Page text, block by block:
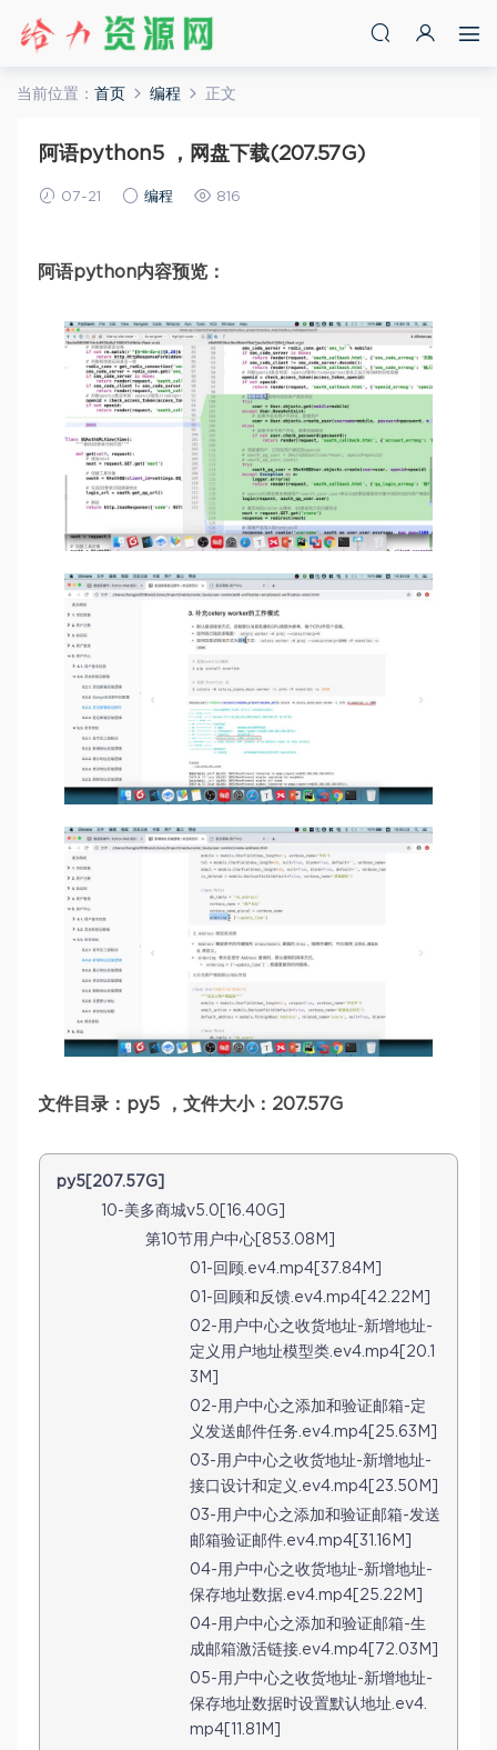
当前位置： 首页 编程 正文
阿语python5 ，网盘下载(207.57G)
07-21 编程 816
阿语python内容预览：
文件目录：py5 ，文件大小：207.57G
py5[207.57G]
10-美多商城v5.0[16.40G]
第10节用户中心[853.08M]
01-回顾.ev4.mp4[37.84M]
01-回顾和反馈.ev4.mp4[42.22M]
02-用户中心之收货地址-新增地址-
定义用户地址模型类.ev4.mp4[20.1
3M]
02-用户中心之添加和验证邮箱-定
义发送邮件任务.ev4.mp4[25.63M]
03-用户中心之收货地址-新增地址-
接口设计和定义.ev4.mp4[23.50M]
03-用户中心之添加和验证邮箱-发送
邮箱验证邮件.ev4.mp4[31.16M]
04-用户中心之收货地址-新增地址-
保存地址数据.ev4.mp4[25.22M]
04-用户中心之添加和验证邮箱-生
成邮箱激活链接.ev4.mp4[72.03M]
05-用户中心之收货地址-新增地址-
保存地址数据时设置默认地址.ev4.
mp4[11.81M]